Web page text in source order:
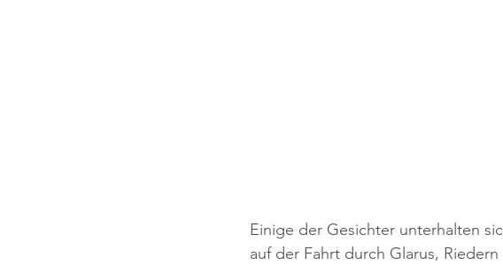
Einige der Gesichter unterhalten
auf der Fahrt durch Glarus,